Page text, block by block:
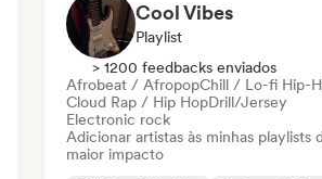
Cool Vibes
Playlist
> 1200 feedbacks enviados
Afrobeat / AfropopChill / Lo-fi Hip-
Cloud Rap / Hip HopDrill/Jersey
Electronic rock
Adicionar artistas às minhas playlists
maior impacto